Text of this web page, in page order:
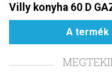
Villy konyha 60 D
A termék